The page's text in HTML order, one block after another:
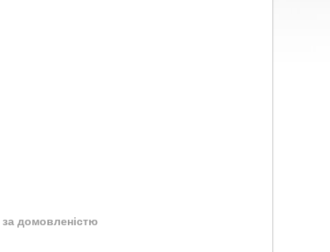
за домовленістю